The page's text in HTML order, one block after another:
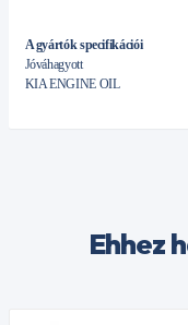
A gyártók specifikációi
Jóváhagyott
KIA ENGINE OIL
Ehhez